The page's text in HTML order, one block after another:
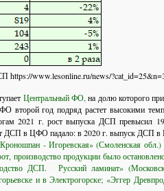
https://www.lesonline.ru/news/
Центральный ФО, на долю которого
второй год подряд растет высокими
2021 г. рост выпуска ДСП превысил
ДСП в ЦФО падало: в 2020 г. выпуск ДСП в
- Игоревская» (Смоленская
производство продукции было
ДСП. Русский ламинат»
и в Электрогорске;«Эггер